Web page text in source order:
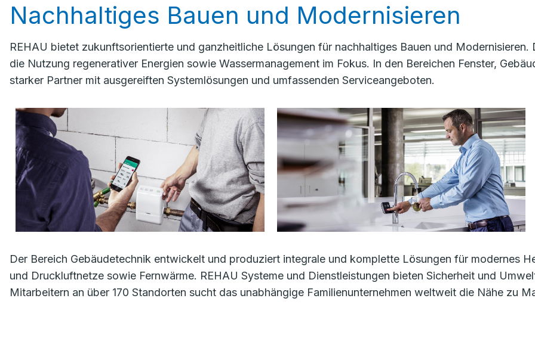
Nachhaltiges Bauen und Modernisieren
REHAU bietet zukunftsorientierte und ganzheitliche Lösungen für nachhaltiges Bauen und
die Nutzung regenerativer Energien sowie Wassermanagement im Fokus. In den Bereichen Fenster,
starker Partner mit ausgereiften Systemlösungen und umfassenden Serviceangeboten.
Der Bereich Gebäudetechnik entwickelt und produziert integrale und komplette Lösungen für modernes
und Druckluftnetze sowie Fernwärme. REHAU Systeme und Dienstleistungen bieten Sicherheit und
Mitarbeitern an über 170 Standorten sucht das unabhängige Familienunternehmen weltweit die Nähe zu